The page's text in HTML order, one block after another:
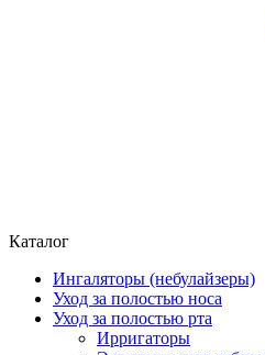
Каталог
Ингаляторы (небулайзеры)
Уход за полостью носа
Уход за полостью рта
Ирригаторы